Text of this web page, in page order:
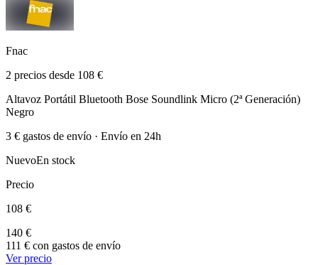
Fnac
2 precios desde 108 €
Altavoz Portátil Bluetooth Bose Soundlink Micro (2ª Generación)
Negro
3 € gastos de envío · Envío en 24h
NuevoEn stock
Precio
108 €
140 €
111 € con gastos de envío
Ver precio